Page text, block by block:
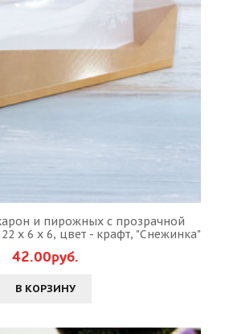
и пирожных с прозрачной
х 6 х 6, цвет - крафт, "Снежинка"
42.00руб.
В КОРЗИНУ